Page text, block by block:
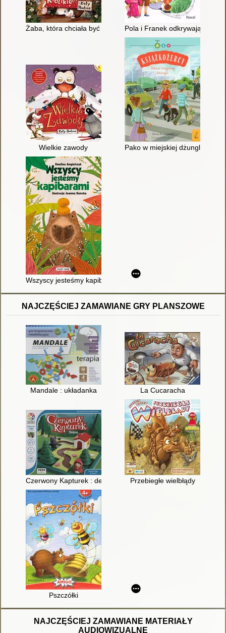
Żaba, która chciała być królikiemPola i Franek odkrywają świat
Wielkie zawody Pako w miejskiej dżungli
Wszyscy jesteśmy kapibarami
NAJCZĘŚCIEJ ZAMAWIANE GRY PLANSZOWE
Mandale : układanka La Cucaracha
Czerwony Kapturek : deluxe Przebiegłe wielbłądy
Pszczółki
NAJCZĘŚCIEJ ZAMAWIANE MATERIAŁY
AUDIOWIZUALNE